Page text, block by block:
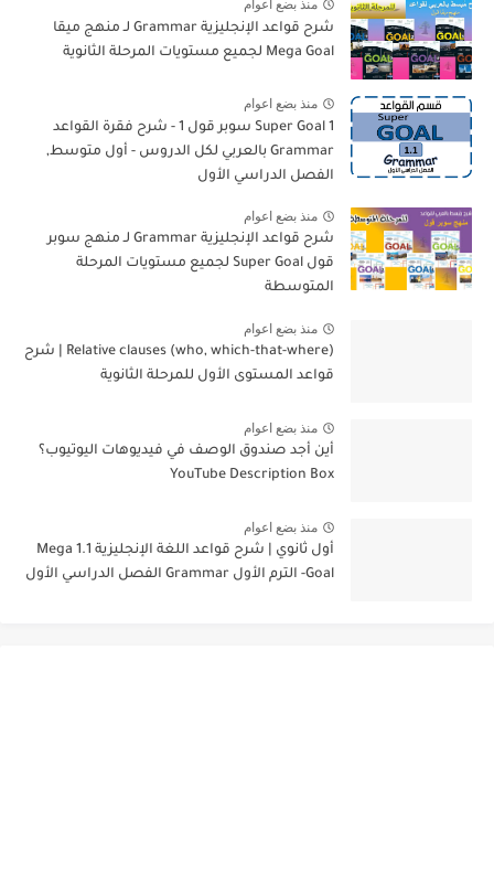
منذ بضع اعوام
شرح قواعد الإنجليزية Grammar لـ منهج ميقا
Mega Goal لجميع مستويات المرحلة الثانوية
منذ بضع اعوام
Super Goal 1 سوبر قول 1 - شرح فقرة القواعد
Grammar بالعربي لكل الدروس - أول متوسط,
الفصل الدراسي الأول
منذ بضع اعوام
شرح قواعد الإنجليزية Grammar لـ منهج سوبر
قول Super Goal لجميع مستويات المرحلة
المتوسطة
منذ بضع اعوام
Relative clauses (who, which-that-where) | شرح
قواعد المستوى الأول للمرحلة الثانوية
منذ بضع اعوام
أين أجد صندوق الوصف في فيديوهات اليوتيوب؟
YouTube Description Box
منذ بضع اعوام
أول ثانوي | شرح قواعد اللغة الإنجليزية 1.1 Mega
Goal- الترم الأول Grammar الفصل الدراسي الأول